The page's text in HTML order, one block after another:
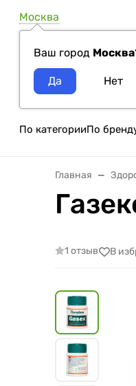
Москва
Ваш город Москва
По категорииПо
Главная
1 отзыв В